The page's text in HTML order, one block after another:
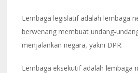
Lembaga legislatif adalah lembaga
berwenang membuat undang-
menjalankan negara, yakni DPR.
Lembaga eksekutif adalah lembaga